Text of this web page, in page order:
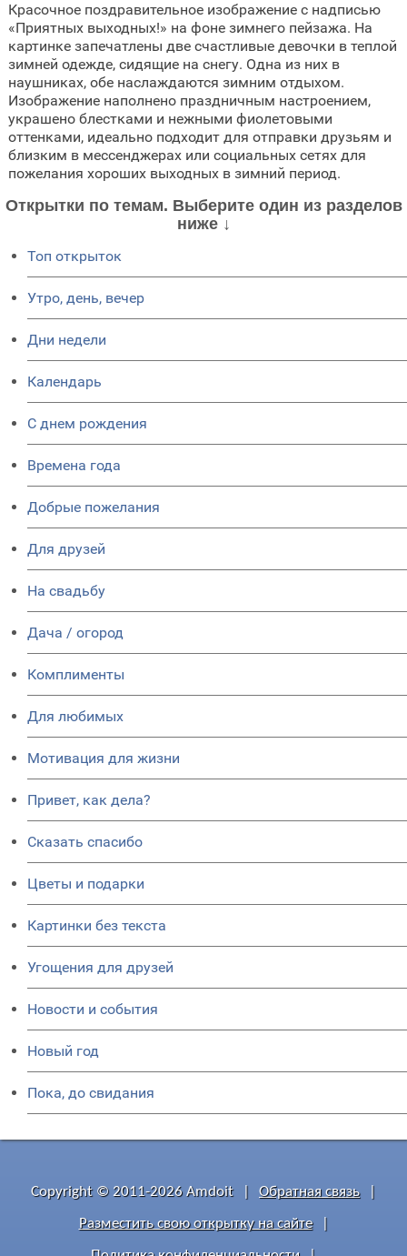
Красочное поздравительное изображение с надписью
«Приятных выходных!» на фоне зимнего пейзажа. На
картинке запечатлены две счастливые девочки в теплой
зимней одежде, сидящие на снегу. Одна из них в
наушниках, обе наслаждаются зимним отдыхом.
Изображение наполнено праздничным настроением,
украшено блестками и нежными фиолетовыми
оттенками, идеально подходит для отправки друзьям и
близким в мессенджерах или социальных сетях для
пожелания хороших выходных в зимний период.
Открытки по темам. Выберите один из разделов
ниже ↓
Топ открыток
Утро, день, вечер
Дни недели
Календарь
C днем рождения
Времена года
Добрые пожелания
Для друзей
На свадьбу
Дача / огород
Комплименты
Для любимых
Мотивация для жизни
Привет, как дела?
Сказать спасибо
Цветы и подарки
Картинки без текста
Угощения для друзей
Новости и события
Новый год
Пока, до свидания
Copyright © 2011-2026 Amdoit Обратная связь
Разместить свою открытку на сайте